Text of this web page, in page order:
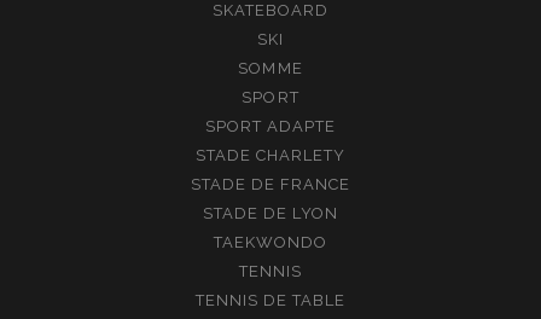
SKATEBOARD
SKI
SOMME
SPORT
SPORT ADAPTE
STADE CHARLETY
STADE DE FRANCE
STADE DE LYON
TAEKWONDO
TENNIS
TENNIS DE TABLE